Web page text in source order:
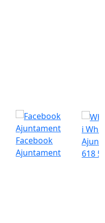
Facebook
Ajuntament
i
618